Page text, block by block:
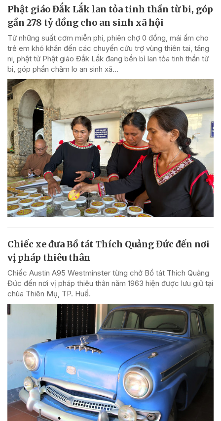
Phật giáo Đắk Lắk lan tỏa tinh thần từ bi, góp
gần 278 tỷ đồng cho an sinh xã hội
Từ những suất cơm miễn phí, phiên chợ 0 đồng, mái ấm cho
trẻ em khó khăn đến các chuyến cứu trợ vùng thiên tai, tăng
ni, phật tử Phật giáo Đắk Lắk đang bền bỉ lan tỏa tinh thần từ
bi, góp phần chăm lo an sinh xã...
Chiếc xe đưa Bồ tát Thích Quảng Đức đến nơi
vị pháp thiêu thân
Chiếc Austin A95 Westminster từng chở Bồ tát Thích Quảng
Đức đến nơi vị pháp thiêu thân năm 1963 hiện được lưu giữ tại
chùa Thiên Mụ, TP. Huế.